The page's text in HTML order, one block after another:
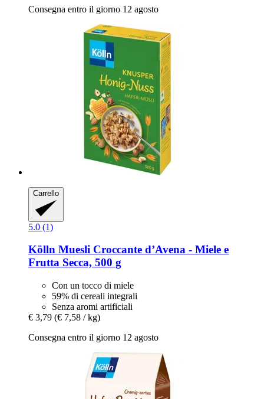
Consegna entro il giorno 12 agosto
Carrello
5.0 (1)
Kölln Muesli Croccante d’Avena -​ Miele e
Frutta Secca, 500 g
Con un tocco di miele
59% di cereali integrali
Senza aromi artificiali
€ 3,79 (€ 7,58 / kg)
Consegna entro il giorno 12 agosto